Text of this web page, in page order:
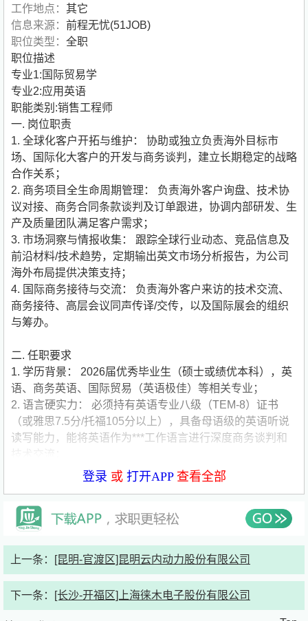
工作地点： 其它
信息来源： 前程无忧(51JOB)
职位类型： 全职
职位描述
专业1:国际贸易学
专业2:应用英语
职能类别:销售工程师
一. 岗位职责
1. 全球化客户开拓与维护： 协助或独立负责海外目标市
场、国际化大客户的开发与商务谈判，建立长期稳定的战略
合作关系；
2. 商务项目全生命周期管理： 负责海外客户询盘、技术协
议对接、商务合同条款谈判及订单跟进，协调内部研发、生
产及质量团队满足客户需求；
3. 市场洞察与情报收集： 跟踪全球行业动态、竞品信息及
前沿材料/技术趋势，定期输出英文市场分析报告，为公司
海外布局提供决策支持；
4. 国际商务接待与交流： 负责海外客户来访的技术交流、
商务接待、高层会议同声传译/交传，以及国际展会的组织
与筹办。
二. 任职要求
1. 学历背景： 2026届优秀毕业生（硕士或绩优本科），英
语、商务英语、国际贸易（英语极佳）等相关专业；
2. 语言硬实力： 必须持有英语专业八级（TEM-8）证书
（或雅思7.5分/托福105分以上），具备母语级的英语听说
读写能力，能将英语作为***工作语言进行深度商务谈判和
3. 综合核心素质： * 韧性与成就动机： 具备极强的抗压能
自己；
4. 敏锐的商业触觉： 具有优秀的沟通协调、商务谈判及人
5. 快速学习与跨界能力： 能够迅速掌握公司产品知识（如
6. 其他加分项： * 有知名跨国企业海外市场/销售实习经验
登录 或 打开APP查看全部
上一条： [昆明-官渡区]昆明云内动力股份有限公司
下一条： [长沙-开福区]上海徕木电子股份有限公司